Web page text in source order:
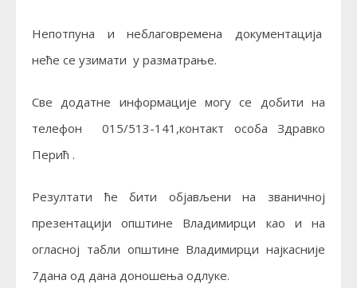
Непотпуна и неблаговремена документација
неће се узимати у разматрање.
Све додатне информације могу се добити на
телефон 015/513-141,контакт особа Здравко
Перић .
Резултати ће бити објављени на званичној
презентацији општине Владимирци као и на
огласној табли општине Владимирци најкасније
7дана од дана доношења одлуке.